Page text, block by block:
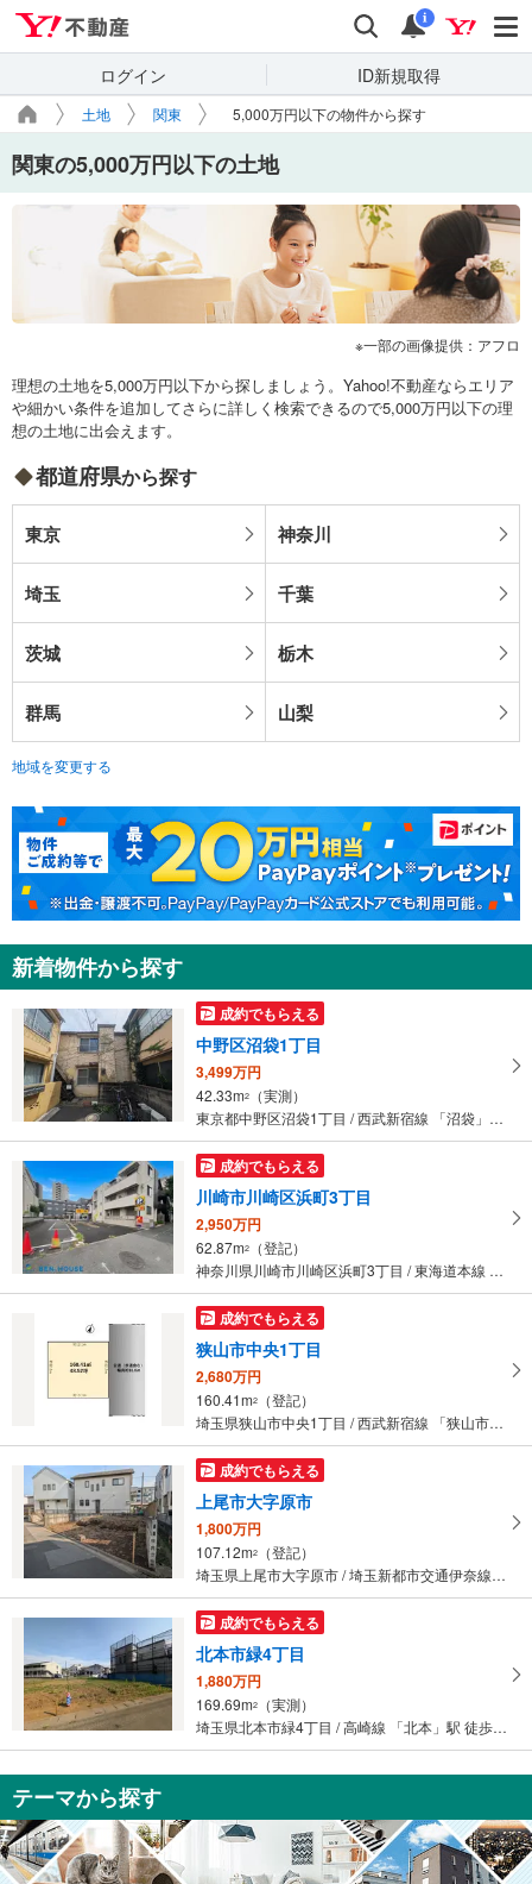
検索 通知
i
ログイン ID新規取得
土地 関東 5,000万円以下の物件から探す
関東の5,000万円以下の土地
一部の画像提供：アフロ
理想の土地を5,000万円以下から探しましょう。Yahoo!不動産ならエリア
や細かい条件を追加してさらに詳しく検索できるので5,000万円以下の理
想の土地に出会えます。
都道府県から探す
東京 神奈川
埼玉 千葉
茨城 栃木
群馬 山梨
地域を変更する
新着物件から探す
成約でもらえる
中野区沼袋1丁目
3,499万円
42.33m2
（実測）
東京都中野区沼袋1丁目 / 西武新宿線 「沼袋」駅 徒歩5分
成約でもらえる
川崎市川崎区浜町3丁目
2,950万円
62.87m2
（登記）
神奈川県川崎市川崎区浜町3丁目 / 東海道本線 「川崎」駅 バス12分 四ツ角 バス停下車 徒歩2分
成約でもらえる
狭山市中央1丁目
2,680万円
160.41m2
（登記）
埼玉県狭山市中央1丁目 / 西武新宿線 「狭山市」駅 徒歩16分
成約でもらえる
上尾市大字原市
1,800万円
107.12m2
（登記）
埼玉県上尾市大字原市 / 埼玉新都市交通伊奈線 「原市」駅 徒歩9分
成約でもらえる
北本市緑4丁目
1,880万円
169.69m2
（実測）
埼玉県北本市緑4丁目 / 高崎線 「北本」駅 徒歩23分
テーマから探す